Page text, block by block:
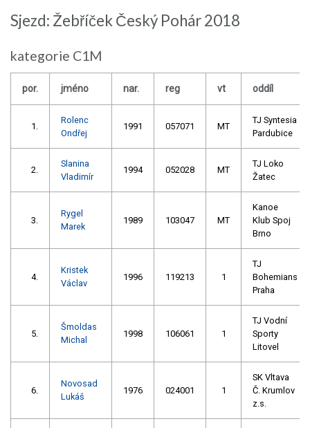
Sjezd: Žebříček Český Pohár 2018
kategorie C1M
por. jméno nar. reg vt oddíl
1.
Rolenc
Ondřej
1991 057071 MT
TJ Syntesia
Pardubice
2.
Slanina
Vladimír
1994 052028 MT
TJ Loko
Žatec
3.
Rygel
Marek
1989 103047 MT
Kanoe
Klub Spoj
Brno
4.
Kristek
Václav
1996 119213 1
TJ
Bohemians
Praha
5.
Šmoldas
Michal
1998 106061 1
TJ Vodní
Sporty
Litovel
6.
Novosad
Lukáš
1976 024001 1
SK Vltava
Č. Krumlov
z.s.